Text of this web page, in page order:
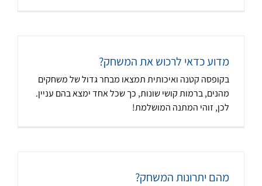
מדוע כדאי לרכוש את המשחק?
בקופסה קטנה ואיכותית תמצאו מבחר גדול של משחקים
מהנים, ברמות קושי שונות, כך שכל אחד ימצא בהם עניין.
לכן, זוהי המתנה המושלמת!
מהם יתרונות המשחק?